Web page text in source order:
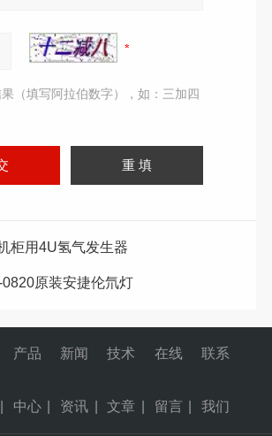
（填写阿拉伯数字），如：三加四
柜用4U氢气发生器
0820原装安捷伦氘灯
产品
中心
新闻
资讯
技术
文章
在线
留言
联系
我们